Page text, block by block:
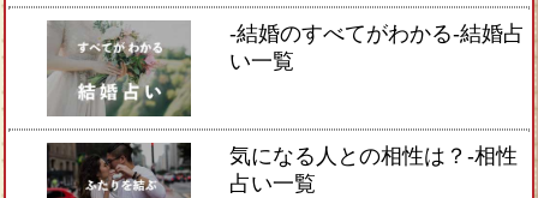
-結婚のすべてがわかる-結婚占
い一覧
気になる人との相性は？-相性
占い一覧